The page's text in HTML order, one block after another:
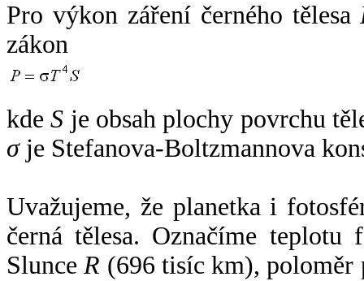
Pro výkon záření černého tělesa
zákon
kdeS je obsah plochy povrchu
σje Stefanova-Boltzmannova
Uvažujeme, že planetka i
černá tělesa. Označíme
SlunceR (696 tisíc km),